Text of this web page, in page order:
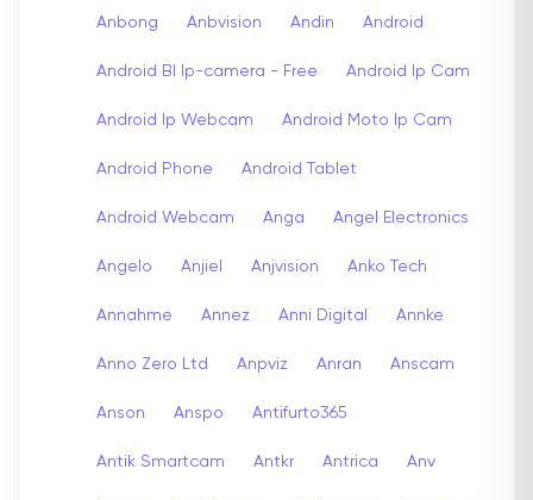
Anbong Anbvision Andin Android
Android Bl Ip-camera - Free Android Ip Cam
Android Ip Webcam Android Moto Ip Cam
Android Phone Android Tablet
Android Webcam Anga Angel Electronics
Angelo Anjiel Anjvision Anko Tech
Annahme Annez Anni Digital Annke
Anno Zero Ltd Anpviz Anran Anscam
Anson Anspo Antifurto365
Antik Smartcam Antkr Antrica Anv